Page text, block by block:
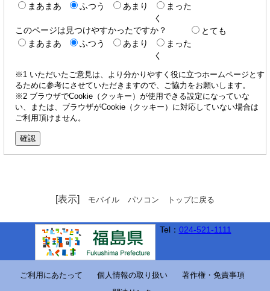
まあまあ
ふつう あまり
まった
く
このページは見つけやすかったですか？
とても
まあまあ
ふつう あまり
まった
く
※1 いただいたご意見は、より分かりやすく役に立つホームページとす
るために参考にさせていただきますので、ご協力をお願いします。
※2 ブラウザでCookie（クッキー）が使用できる設定になっていな
い、または、ブラウザがCookie（クッキー）に対応していない場合は
ご利用頂けません。
[表示] モバイル パソコン トップに戻る
Tel： 024-521-1111
ご利用にあたって 個人情報の取り扱い
著作権・免責事項